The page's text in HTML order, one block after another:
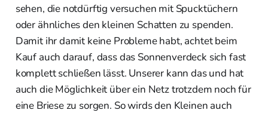
sehen, die notdürftig versuchen mit Spucktüchern
oder ähnliches den kleinen Schatten zu spenden.
Damit ihr damit keine Probleme habt, achtet beim
Kauf auch darauf, dass das Sonnenverdeck sich fast
komplett schließen lässt. Unserer kann das und hat
auch die Möglichkeit über ein Netz trotzdem noch für
eine Briese zu sorgen. So wirds den Kleinen auch